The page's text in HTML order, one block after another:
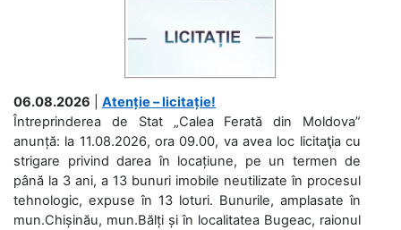
06.08.2026
Atenție – licitație!
Întreprinderea de Stat „Calea Ferată din Moldova”
anunță: la 11.08.2026, ora 09.00, va avea loc licitaţia cu
strigare privind darea în locațiune, pe un termen de
până la 3 ani, a 13 bunuri imobile neutilizate în procesul
tehnologic, expuse în 13 loturi. Bunurile, amplasate în
mun.Chișinău, mun.Bălți și în localitatea Bugeac, raionul